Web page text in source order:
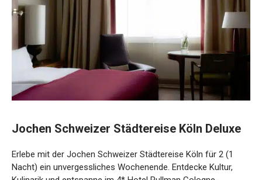
Jochen Schweizer Städtereise Köln Deluxe
Erlebe mit der Jochen Schweizer Städtereise Köln für 2 (1
Nacht) ein unvergessliches Wochenende. Entdecke Kultur,
Kulinarik und entspanne im 4* Hotel Pullman Cologne.